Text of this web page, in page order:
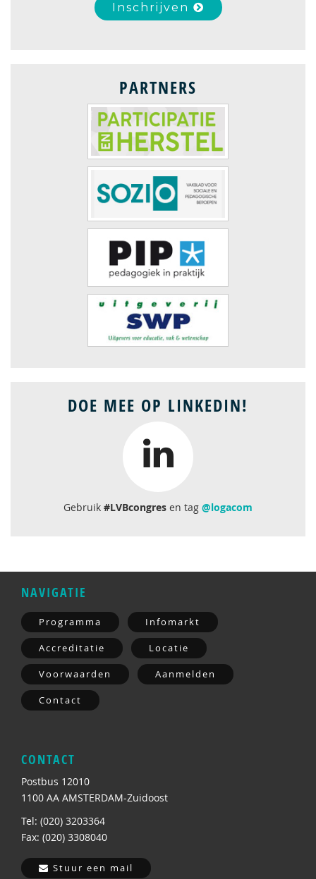
Inschrijven
PARTNERS
DOE MEE OP LINKEDIN!
Gebruik #LVBcongres en tag @logacom
NAVIGATIE
Programma Infomarkt
Accreditatie Locatie
Voorwaarden Aanmelden
Contact
CONTACT
Postbus 12010
1100 AA AMSTERDAM-Zuidoost
Tel: (020) 3203364
Fax: (020) 3308040
Stuur een mail